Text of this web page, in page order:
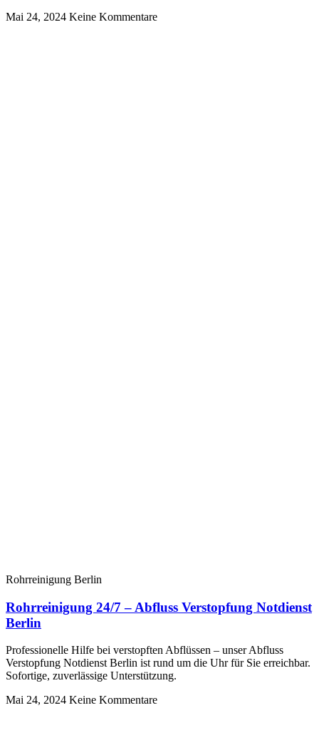
Mai 24, 2024 Keine Kommentare
Rohrreinigung Berlin
Rohrreinigung 24/7 – Abfluss Verstopfung Notdienst
Berlin
Professionelle Hilfe bei verstopften Abflüssen – unser Abfluss
Verstopfung Notdienst Berlin ist rund um die Uhr für Sie erreichbar.
Sofortige, zuverlässige Unterstützung.
Mai 24, 2024 Keine Kommentare